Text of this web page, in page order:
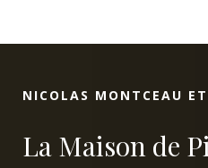
NICOLAS MONTCEAU
La Maison de